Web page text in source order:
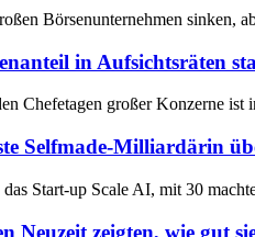
Börsenunternehmen sinken,
in Aufsichtsräten
Chefetagen großer Konzerne ist
Selfmade-Milliardärin
Start-up Scale AI, mit 30
Neuzeit zeigten, wie gut